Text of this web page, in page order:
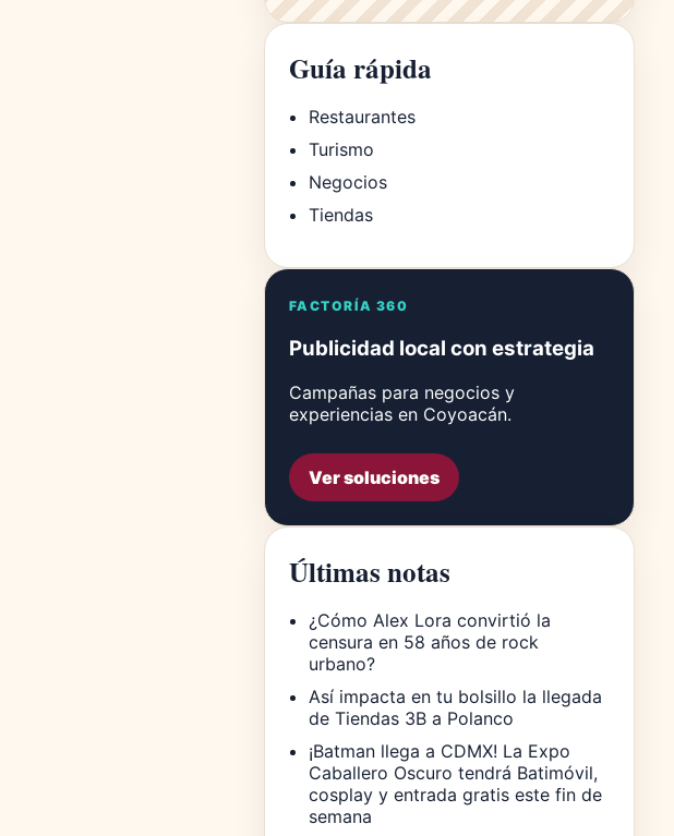
Guía rápida
Restaurantes
Turismo
Negocios
Tiendas
FACTORÍA 360
Publicidad local con estrategia
Campañas para negocios y
experiencias en Coyoacán.
Ver soluciones
Últimas notas
¿Cómo Alex Lora convirtió la
censura en 58 años de rock
urbano?
Así impacta en tu bolsillo la llegada
de Tiendas 3B a Polanco
¡Batman llega a CDMX! La Expo
Caballero Oscuro tendrá Batimóvil,
cosplay y entrada gratis este fin de
semana